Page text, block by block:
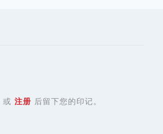
或 注册 后留下您的印记。